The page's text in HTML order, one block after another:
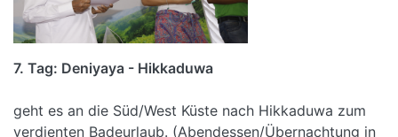
7. Tag: Deniyaya - Hikkaduwa
geht es an die Süd/West Küste nach Hikkaduwa zum
verdienten Badeurlaub. (Abendessen/Übernachtung in